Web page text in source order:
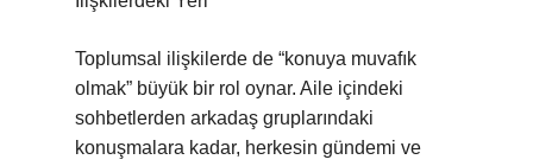
Toplumsal ilişkilerde de “konuya muvafık
olmak” büyük bir rol oynar. Aile içindeki
sohbetlerden arkadaş gruplarındaki
konuşmalara kadar, herkesin gündemi ve